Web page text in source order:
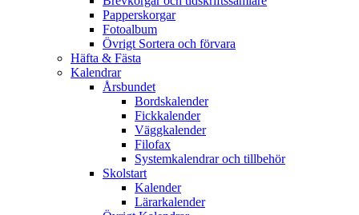
Papperskorgar
Fotoalbum
Övrigt Sortera och förvara
Häfta & Fästa
Kalendrar
Årsbundet
Bordskalender
Fickkalender
Väggkalender
Filofax
Systemkalendrar och tillbehör
Skolstart
Kalender
Lärarkalender